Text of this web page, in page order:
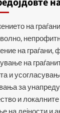
на
на граѓани,
на
и
за
и
на дејности и